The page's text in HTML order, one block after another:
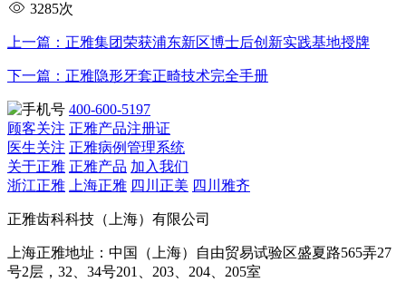
3285次
上一篇：正雅集团荣获浦东新区博士后创新实践基地授牌
下一篇：正雅隐形牙套正畸技术完全手册
400-600-5197
顾客关注 正雅产品注册证
医生关注 正雅病例管理系统
关于正雅 正雅产品 加入我们
浙江正雅
上海正雅 四川正美 四川雅齐
正雅齿科科技（上海）有限公司
上海正雅地址：中国（上海）自由贸易试验区盛夏路565弄27
号2层，32、34号201、203、204、205室